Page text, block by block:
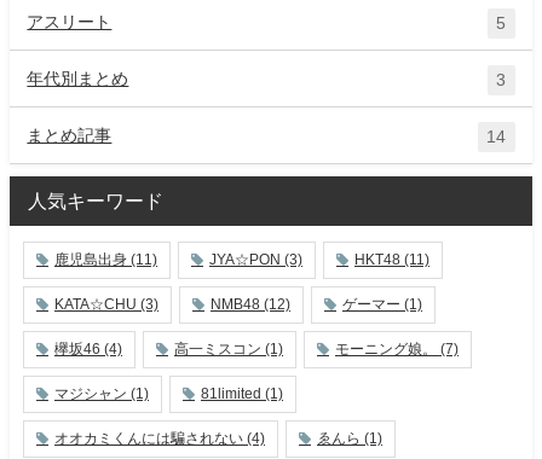
アスリート 5
年代別まとめ 3
まとめ記事 14
人気キーワード
鹿児島出身 (11) JYA☆PON (3) HKT48 (11)
KATA☆CHU (3) NMB48 (12) ゲーマー (1)
欅坂46 (4) 高一ミスコン (1) モーニング娘。 (7)
マジシャン (1) 81limited (1)
オオカミくんには騙されない (4) ゑんら (1)